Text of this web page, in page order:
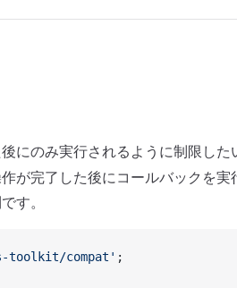
にのみ実行されるように制限した
が完了した後にコールバックを
す。
toolkit/compat' ;